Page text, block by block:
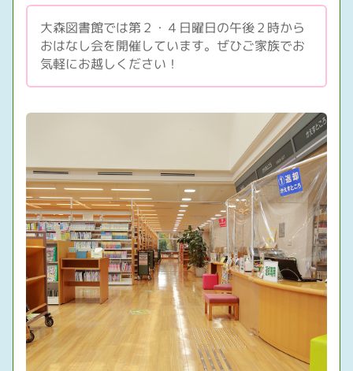
大森図書館では第２・４日曜日の午後２時から
おはなし会を開催しています。ぜひご家族でお
気軽にお越しください！